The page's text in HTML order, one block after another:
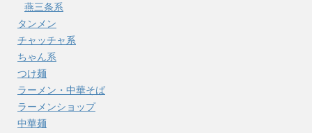
燕三条系
タンメン
チャッチャ系
ちゃん系
つけ麺
ラーメン・中華そば
ラーメンショップ
中華麺